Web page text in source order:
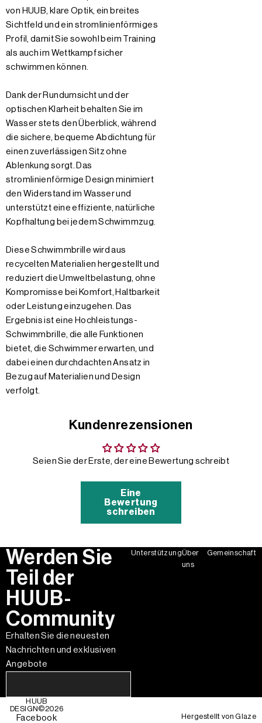
von HUUB, klare Optik, ein breites
Sichtfeld und ein stromlinienförmiges
Profil, damit Sie sowohl beim Training
als auch im Wettkampf sicher
schwimmen können.
Dank der Rundumsicht und der
optischen Klarheit behalten Sie im
Wasser stets den Überblick, während
die sichere, bequeme Abdichtung für
einen zuverlässigen Sitz ohne
Ablenkung sorgt. Das
stromlinienförmige Design minimiert
den Widerstand im Wasser und
unterstützt eine effiziente, natürliche
Kopfhaltung bei jedem Schwimmzug.
Diese Schwimmbrille wird aus
recycelten Materialien hergestellt und
reduziert die Umweltbelastung, ohne
Kompromisse bei Komfort, Haltbarkeit
oder Leistung einzugehen. Das
Ergebnis ist eine Hochleistungs-
Schwimmbrille, die alle Funktionen
bietet, die Schwimmer erwarten, und
dabei einen durchdachten Ansatz in
Bezug auf Materialien und Design
verfolgt.
Kundenrezensionen
Seien Sie der Erste, der eine Bewertung schreibt
Eine
Bewertung
schreiben
Werden Sie
Teil der
HUUB-
Community
Erhalten Sie die neuesten
Nachrichten und exklusiven
Angebote
UnterstützungÜber
uns
Gemeinschaft
HUUB
DESIGN©2026
Facebook
Hergestellt vonGlaze